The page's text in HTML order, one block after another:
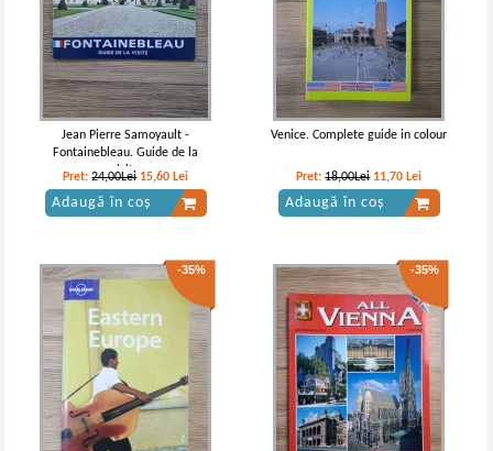
Jean Pierre Samoyault -
Fontainebleau. Guide de la
visite
Pret:24,00Lei 15,60 Lei
Adaugă în coș
Venice. Complete guide in colour
Pret:18,00Lei 11,70 Lei
Adaugă în coș
-35% -35%